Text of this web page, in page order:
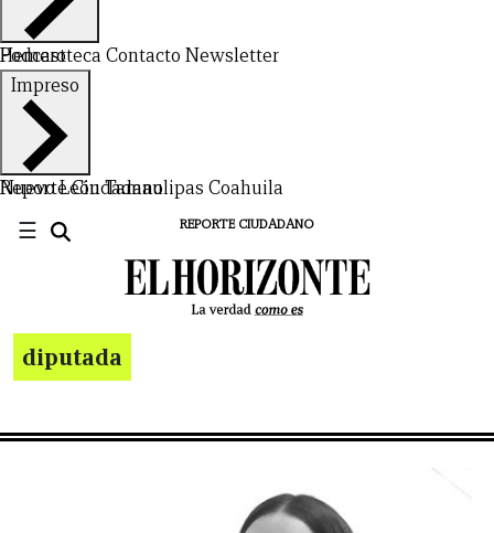
Hemeroteca Contacto Newsletter
Podcast
Impreso
Nuevo LeónTamaulipas Coahuila
Reporte Ciudadano
☰ REPORTE CIUDADANO
diputada